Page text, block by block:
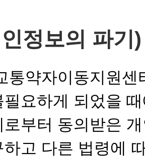
정보의 파기)
약자이동지원센
필요하게 되었을
부터 동의받은
하고 다른 법령에